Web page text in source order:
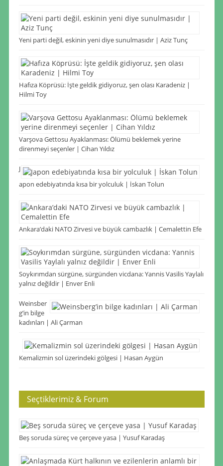
Yeni parti değil, eskinin yeni diye sunulmasıdır | Aziz Tunç
Hafıza Köprüsü: İşte geldik gidiyoruz, şen olası Karadeniz |
Hilmi Toy
Varşova Gettosu Ayaklanması: Ölümü beklemek yerine
direnmeyi seçenler | Cihan Yıldız
J
apon edebiyatında kısa bir yolculuk | İskan Tolun
Ankara’daki NATO Zirvesi ve büyük cambazlık | Cemalettin Efe
Soykırımdan sürgüne, sürgünden vicdana: Yannis Vasilis Yaylalı
yalnız değildir | Enver Enli
Weinsber
g’in bilge
kadınları | Ali Çarman
Kemalizmin sol üzerindeki gölgesi | Hasan Aygün
Seçtiklerimiz & Forum
Beş soruda süreç ve çerçeve yasa | Yusuf Karadaş